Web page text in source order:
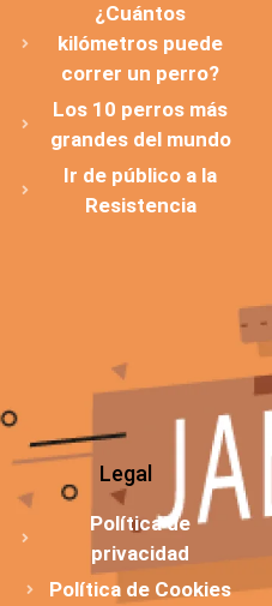
¿Cuántos
kilómetros puede
correr un perro?
Los 10 perros más
grandes del mundo
Ir de público a la
Resistencia
Legal
Política de
privacidad
Política de Cookies